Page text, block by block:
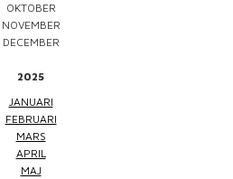
OKTOBER
NOVEMBER
DECEMBER
2025
JANUARI
FEBRUARI
MARS
APRIL
MAJ